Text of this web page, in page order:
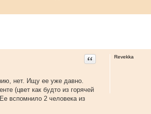
Revekka
Цитата
нет. Ищу ее уже давно.
(цвет как будто из горячей
вспомнило 2 человека из